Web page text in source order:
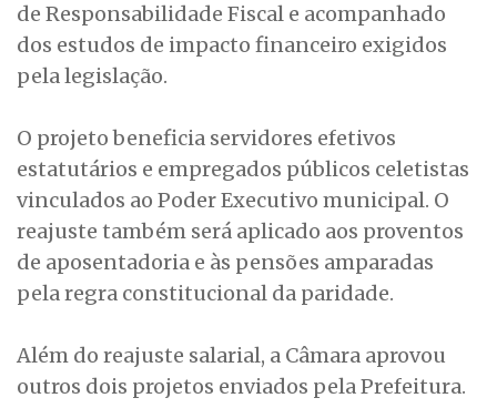
de Responsabilidade Fiscal e acompanhado
dos estudos de impacto financeiro exigidos
pela legislação.
O projeto beneficia servidores efetivos
estatutários e empregados públicos celetistas
vinculados ao Poder Executivo municipal. O
reajuste também será aplicado aos proventos
de aposentadoria e às pensões amparadas
pela regra constitucional da paridade.
Além do reajuste salarial, a Câmara aprovou
outros dois projetos enviados pela Prefeitura.